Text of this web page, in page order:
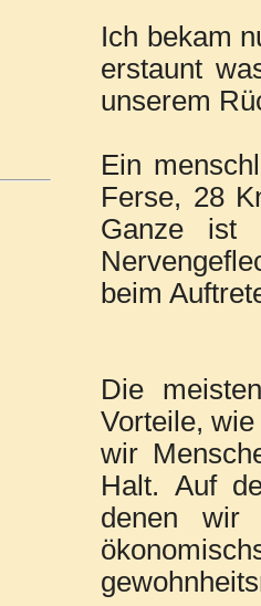
Ich bekam
erstaunt
unserem
Ein
Ferse, 28
Ganze ist
beim
Die
Vorteile,
wir
Halt. Auf
denen wir